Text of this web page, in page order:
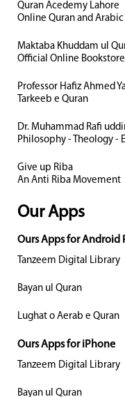
Quran Acedemy Lahore
Online Quran and Arabic
Maktaba Khuddam ul
Official Online
Professor Hafiz Ahmed
Tarkeeb e Quran
Dr. Muhammad Rafi
Philosophy - Theology -
Give up Riba
An Anti Riba Movement
Our Apps
Ours Apps for Android
Tanzeem Digital Library
Bayan ul Quran
Lughat o Aerab e Quran
Ours Apps for iPhone
Tanzeem Digital Library
Bayan ul Quran